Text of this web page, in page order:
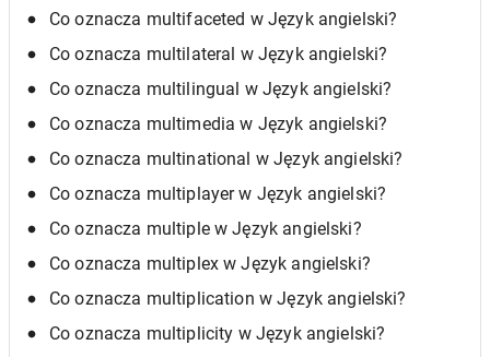
Co oznacza multifaceted w Język angielski?
Co oznacza multilateral w Język angielski?
Co oznacza multilingual w Język angielski?
Co oznacza multimedia w Język angielski?
Co oznacza multinational w Język angielski?
Co oznacza multiplayer w Język angielski?
Co oznacza multiple w Język angielski?
Co oznacza multiplex w Język angielski?
Co oznacza multiplication w Język angielski?
Co oznacza multiplicity w Język angielski?